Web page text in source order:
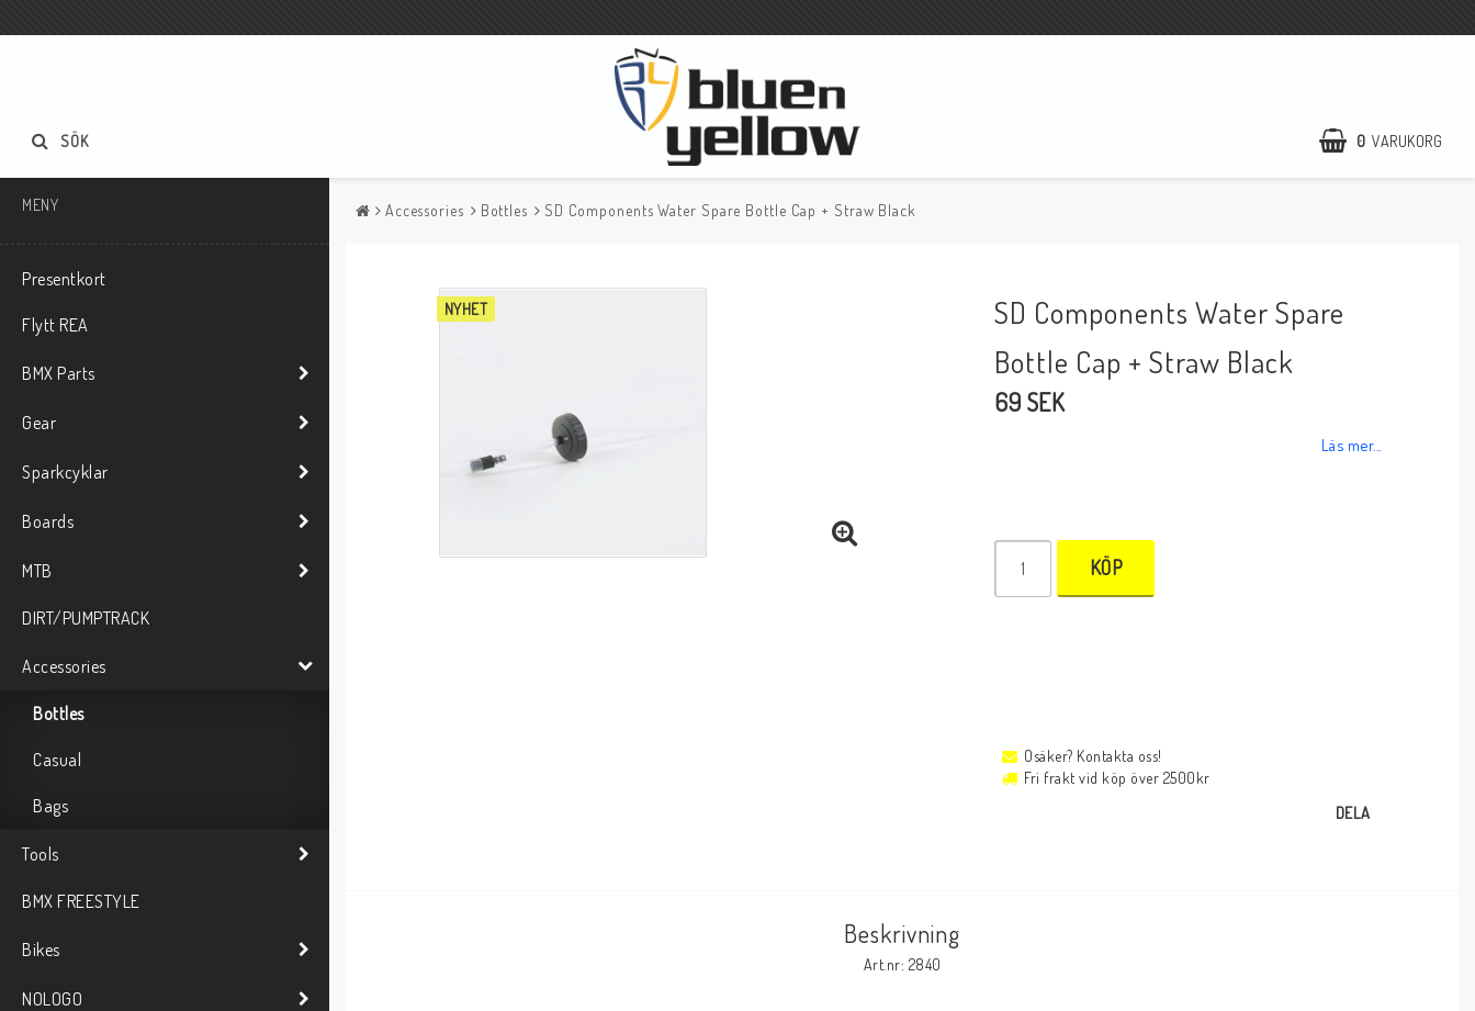
0 VARUKORG
SÖK
MENY
Presentkort
Flytt REA
BMX Parts
Gear
Sparkcyklar
Boards
MTB
DIRT/PUMPTRACK
Accessories
Bottles
Casual
Bags
Tools
BMX FREESTYLE
Bikes
NOLOGO
Accessories Bottles SD Components Water Spare Bottle Cap + Straw Black
NYHET
SD Components Water Spare
Bottle Cap + Straw Black
69 SEK
Läs mer...
KÖP
Osäker? Kontakta oss!
Fri frakt vid köp över 2500kr
DELA
Beskrivning
Art.nr: 2840